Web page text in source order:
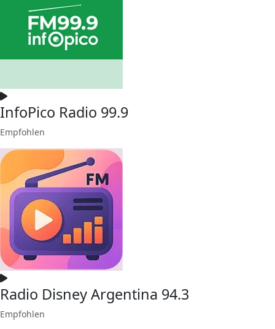
InfoPico Radio 99.9
Empfohlen
Radio Disney Argentina 94.3
Empfohlen